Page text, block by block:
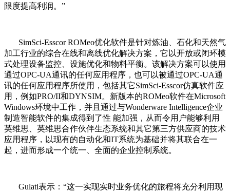
限度提高利润。”
SimSci-Esscor ROMeo优化软件是针对炼油、石化和天然气
加工行业的综合在线和离线优化解决方案，它以开放或闭环模
式处理设备监控、设施优化和物料平衡。该解决方案可以使用
通过OPC-UA通讯的任何应用程序，也可以被通过OPC-UA通
讯的任何应用程序所使用，包括其它SimSci-Esscor仿真软件应
用，例如PRO/II和DYNSIM。新版本的ROMeo软件在Microsoft
Windows环境中工作，并且通过与Wonderware Intelligence企业
制造智能软件的集成得到了性 能加强，从而令用户能够利用
英维思、英维思合作伙伴生态系统和其它第三方供应商的技术
应用程序，以现有的自动化和IT系统为基础并将其联合在一
起，进而形成一个统一、全面的企业控制系统。
Gulati表示：“这一实现实时业务优化的旅程将充分利用现